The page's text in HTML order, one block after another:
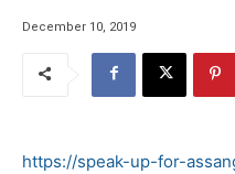
December 10, 2019
https://speak-up-for-